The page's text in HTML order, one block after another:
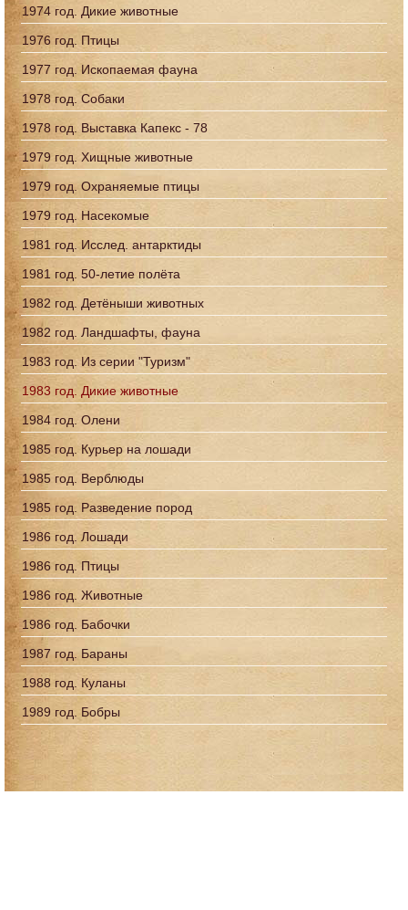
1974 год. Дикие животные
1976 год. Птицы
1977 год. Ископаемая фауна
1978 год. Собаки
1978 год. Выставка Капекс - 78
1979 год. Хищные животные
1979 год. Охраняемые птицы
1979 год. Насекомые
1981 год. Исслед. антарктиды
1981 год. 50-летие полёта
1982 год. Детёныши животных
1982 год. Ландшафты, фауна
1983 год. Из серии "Туризм"
1983 год. Дикие животные
1984 год. Олени
1985 год. Курьер на лошади
1985 год. Верблюды
1985 год. Разведение пород
1986 год. Лошади
1986 год. Птицы
1986 год. Животные
1986 год. Бабочки
1987 год. Бараны
1988 год. Куланы
1989 год. Бобры